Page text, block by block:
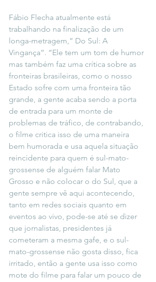
Fábio Flecha atualmente está
trabalhando na finalização de um
longa-metragem,” Do Sul: A
Vingança”. “Ele tem um tom de humor
mas também faz uma crítica sobre as
fronteiras brasileiras, como o nosso
Estado sofre com uma fronteira tão
grande, a gente acaba sendo a porta
de entrada para um monte de
problemas de tráfico, de contrabando,
o filme critica isso de uma maneira
bem humorada e usa aquela situação
reincidente para quem é sul-mato-
grossense de alguém falar Mato
Grosso e não colocar o do Sul, que a
gente sempre vê aqui acontecendo,
tanto em redes sociais quanto em
eventos ao vivo, pode-se até se dizer
que jornalistas, presidentes já
cometeram a mesma gafe, e o sul-
mato-grossense não gosta disso, fica
irritado, então a gente usa isso como
mote do filme para falar um pouco de